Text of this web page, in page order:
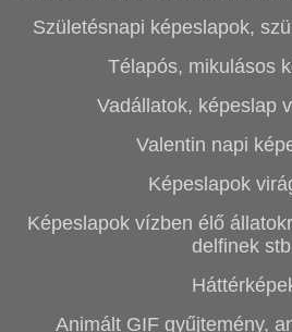
Születésnapi képeslapok,
Télapós, mikulásos
Vadállatok, képeslap
Valentin napi
Képeslapok
Képeslapok vízben élő
delfinek
Animált GIF gyűjtemény,